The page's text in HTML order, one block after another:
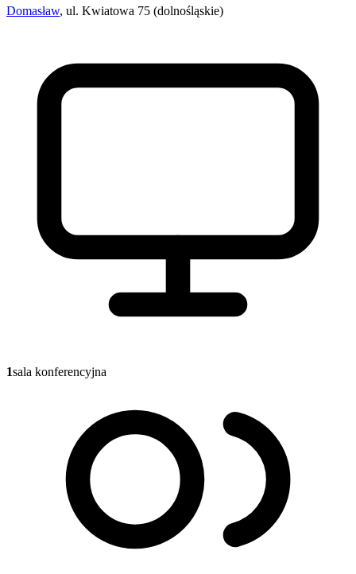
Domasław, ul. Kwiatowa 75 (dolnośląskie)
1sala konferencyjna